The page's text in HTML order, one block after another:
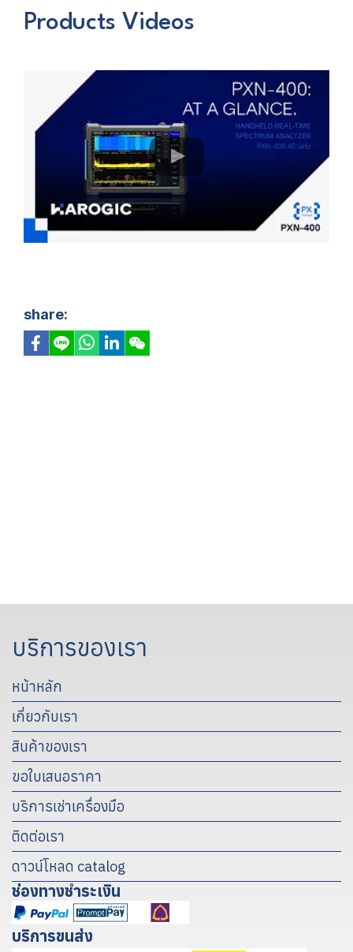
Products Videos
share:
บริการของเรา
หน้าหลัก
เกี่ยวกับเรา
สินค้าของเรา
ขอใบเสนอราคา
บริการเช่าเครื่องมือ
ติดต่อเรา
ดาวน์โหลด catalog
ช่องทางชำระเงิน
บริการขนส่ง